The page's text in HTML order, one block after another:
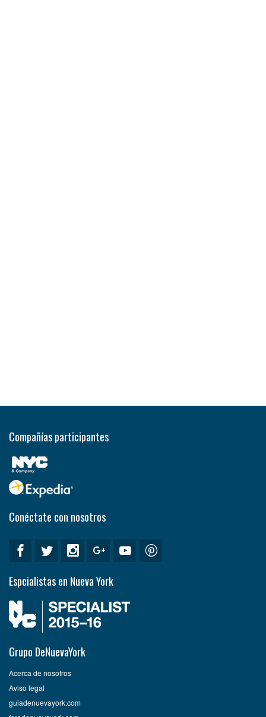
Compañías participantes
Conéctate con nosotros
Espcialistas en Nueva York
Grupo DeNuevaYork
Acerca de nosotros
Aviso legal
guiadenuevayork.com